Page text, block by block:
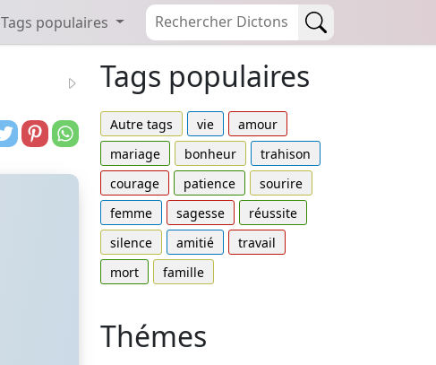
Tags populaires
Tags populaires
Autre tags vie
amour
mariage
bonheur
trahison
courage
patience
sourire
femme
sagesse
réussite
silence
amitié
travail
mort
famille
Thémes